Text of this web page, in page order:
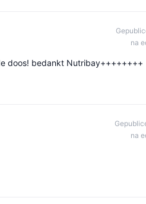
na
doos! bedankt Nutribay++++++++
na